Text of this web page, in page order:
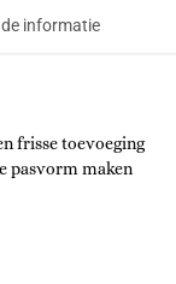
informatie
frisse toevoeging
pasvorm maken